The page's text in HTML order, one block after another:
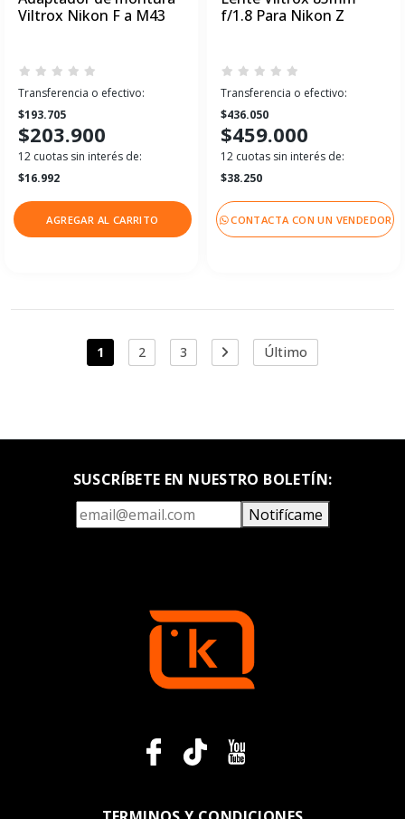
Viltrox Nikon F a M43
Transferencia o efectivo:
$193.705
$203.900
12 cuotas sin interés de:
$16.992
AGREGAR AL CARRITO
f/1.8 Para Nikon Z
Transferencia o efectivo:
$436.050
$459.000
12 cuotas sin interés de:
$38.250
CONTACTA CON UN VENDEDOR
1 2 3 Último
SUSCRÍBETE EN NUESTRO BOLETÍN:
Notifícame